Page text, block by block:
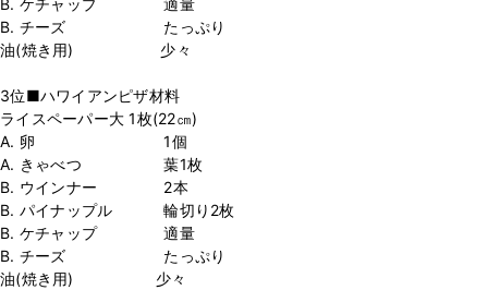
B. ケチャップ 適量
B. チーズ たっぷり
油(焼き用) 少々
3位■ハワイアンピザ材料
ライスペーパー大 1枚(22㎝)
A. 卵 1個
A. きゃべつ 葉1枚
B. ウインナー 2本
B. パイナップル 輪切り2枚
B. ケチャップ 適量
B. チーズ たっぷり
油(焼き用) 少々